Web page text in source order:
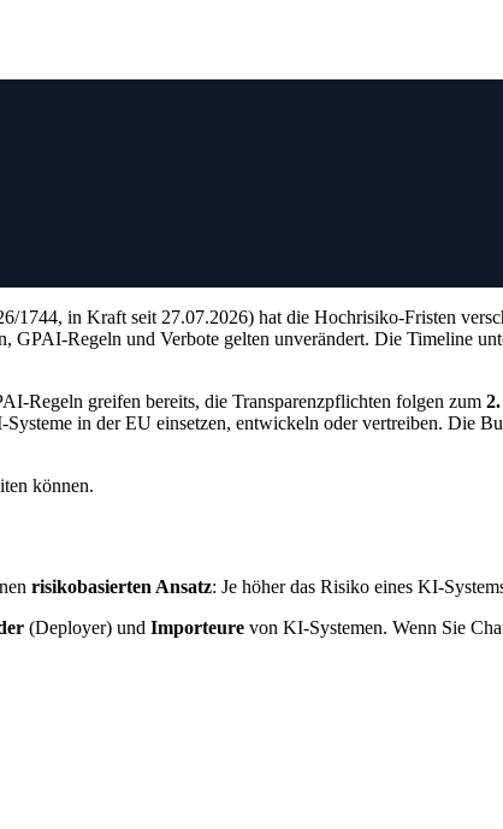
in Kraft seit 27.07.2026) hat die Hochrisiko-Fristen
GPAI-Regeln und Verbote gelten unverändert. Die Timeline
Regeln greifen bereits, die Transparenzpflichten folgen zum
in der EU einsetzen, entwickeln oder vertreiben. Die
können.
risikobasierten Ansatz: Je höher das Risiko eines KI-
(Deployer) und Importeure von KI-Systemen. Wenn Sie